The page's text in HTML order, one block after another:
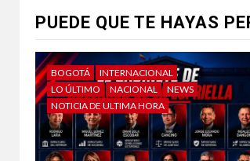
PUEDE QUE TE HAYAS
BOGOTÁ
INTERNACIONAL
LO ÚLTIMO
NACIONAL
NEWS
NOTICIA DE ULTIMA HORA